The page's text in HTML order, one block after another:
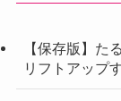
【保存版】た
リフトアップ